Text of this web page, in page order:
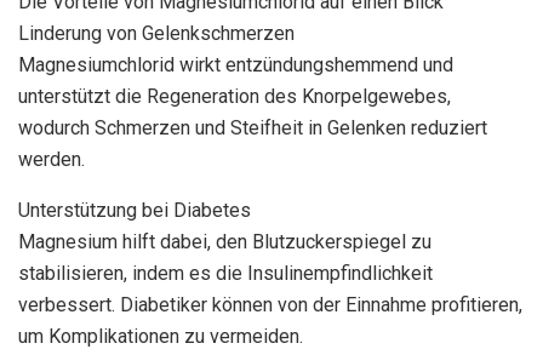
Linderung von Gelenkschmerzen
Magnesiumchlorid wirkt entzündungshemmend und
unterstützt die Regeneration des Knorpelgewebes,
wodurch Schmerzen und Steifheit in Gelenken reduziert
werden.
Unterstützung bei Diabetes
Magnesium hilft dabei, den Blutzuckerspiegel zu
stabilisieren, indem es die Insulinempfindlichkeit
verbessert. Diabetiker können von der Einnahme profitieren,
um Komplikationen zu vermeiden.